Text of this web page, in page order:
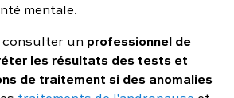
mentale.
consulter un professionnel de
les résultats des tests et
de traitement si des anomalies